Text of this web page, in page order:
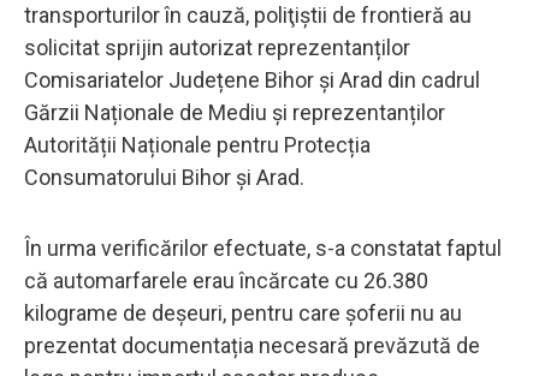
transporturilor în cauză, poliţiştii de frontieră au
solicitat sprijin autorizat reprezentanților
Comisariatelor Județene Bihor și Arad din cadrul
Gărzii Naționale de Mediu și reprezentanților
Autorității Naționale pentru Protecția
Consumatorului Bihor și Arad.
În urma verificărilor efectuate, s-a constatat faptul
că automarfarele erau încărcate cu 26.380
kilograme de deșeuri, pentru care șoferii nu au
prezentat documentația necesară prevăzută de